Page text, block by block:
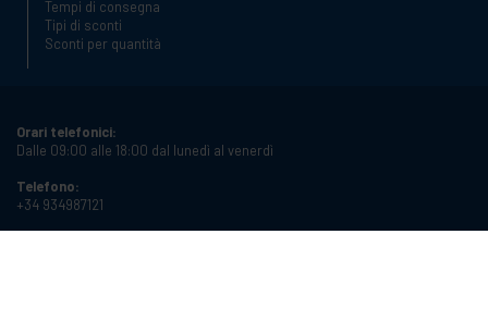
Tempi di consegna
Tipi di sconti
Sconti per quantità
Orari telefonici:
Dalle 09:00 alle 18:00 dal lunedì al venerdì
Telefono:
+34 934987121